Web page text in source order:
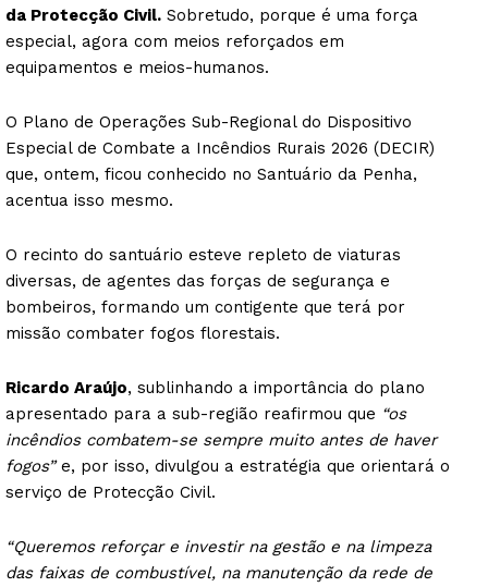
da Protecção Civil. Sobretudo, porque é uma força
especial, agora com meios reforçados em
equipamentos e meios-humanos.
O Plano de Operações Sub-Regional do Dispositivo
Especial de Combate a Incêndios Rurais 2026 (DECIR)
que, ontem, ficou conhecido no Santuário da Penha,
acentua isso mesmo.
O recinto do santuário esteve repleto de viaturas
diversas, de agentes das forças de segurança e
bombeiros, formando um contigente que terá por
missão combater fogos florestais.
Ricardo Araújo, sublinhando a importância do plano
apresentado para a sub-região reafirmou que “os
incêndios combatem-se sempre muito antes de haver
fogos”e, por isso, divulgou a estratégia que orientará o
serviço de Protecção Civil.
“Queremos reforçar e investir na gestão e na limpeza
das faixas de combustível, na manutenção da rede de